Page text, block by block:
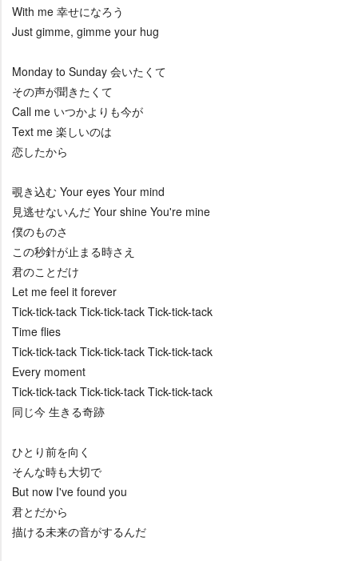
With me 幸せになろう
Just gimme, gimme your hug
Monday to Sunday 会いたくて
その声が聞きたくて
Call me いつかよりも今が
Text me 楽しいのは
恋したから
覗き込む Your eyes Your mind
見逃せないんだ Your shine You're mine
僕のものさ
この秒針が止まる時さえ
君のことだけ
Let me feel it forever
Tick-tick-tack Tick-tick-tack Tick-tick-tack
Time flies
Tick-tick-tack Tick-tick-tack Tick-tick-tack
Every moment
Tick-tick-tack Tick-tick-tack Tick-tick-tack
同じ今 生きる奇跡
ひとり前を向く
そんな時も大切で
But now I've found you
君とだから
描ける未来の音がするんだ